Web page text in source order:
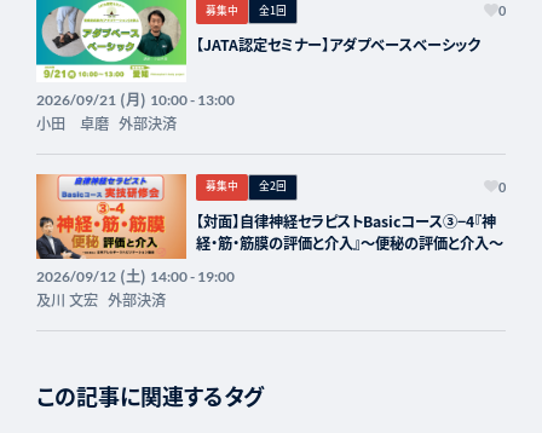
募集中 全1回 0
【JATA認定セミナー】アダプベースベーシック
2026/09/21(月) 10:00 - 13:00
小田 卓磨 外部決済
募集中 全2回 0
【対面】自律神経セラピストBasicコース③−4『神
経・筋・筋膜の評価と介入』〜便秘の評価と介入〜
2026/09/12(土) 14:00 - 19:00
及川 文宏 外部決済
この記事に関連するタグ